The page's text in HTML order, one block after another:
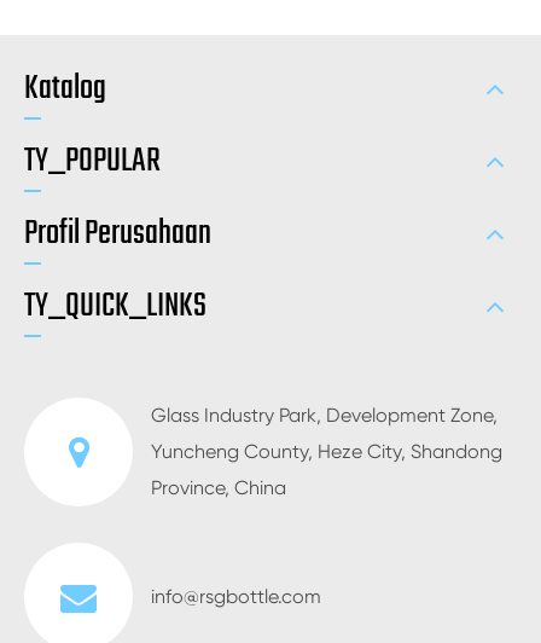
Katalog
TY_POPULAR
Profil Perusahaan
TY_QUICK_LINKS
Glass Industry Park, Development Zone,
Yuncheng County, Heze City, Shandong
Province, China
info@rsgbottle.com